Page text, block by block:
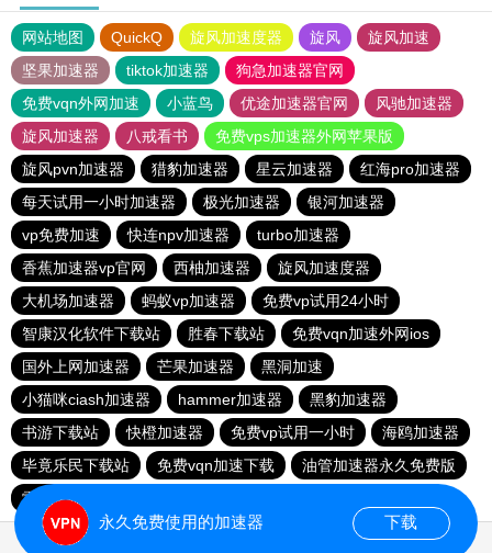
网站地图 QuickQ 旋风加速度器 旋风
旋风加速
坚果加速器
tiktok加速器
狗急加速器官网
免费vqn外网加速
小蓝鸟 优途加速器官网
风驰加速器
旋风加速器
八戒看书
免费vps加速器外网苹果版
旋风pvn加速器
猎豹加速器 星云加速器
红海pro加速器
每天试用一小时加速器
极光加速器
银河加速器
vp免费加速
快连npv加速器
turbo加速器
香蕉加速器vp官网
西柚加速器
旋风加速度器
大机场加速器
蚂蚁vp加速器
免费vp试用24小时
智康汉化软件下载站
胜春下载站
免费vqn加速外网ios
国外上网加速器
芒果加速器
黑洞加速
小猫咪ciash加速器
hammer加速器
黑豹加速器
书游下载站
快橙加速器 免费vp试用一小时
海鸥加速器
毕竟乐民下载站
免费vqn加速下载
油管加速器永久免费版
雷霆加速免费永久
永久免费使用的加速器 下载